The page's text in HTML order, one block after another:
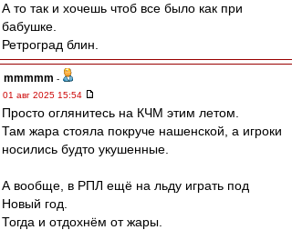
А то так и хочешь чтоб все было как при
бабушке.
Ретроград блин.
mmmmm -
01 авг 2025 15:54
Просто оглянитесь на КЧМ этим летом.
Там жара стояла покруче нашенской, а игроки
носились будто укушенные.
А вообще, в РПЛ ещё на льду играть под
Новый год.
Тогда и отдохнём от жары.